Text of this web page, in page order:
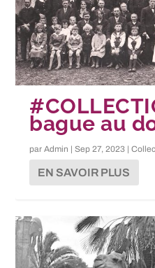
bague au
parAdmin |Sep 27, 2023 |
EN SAVOIR PLUS